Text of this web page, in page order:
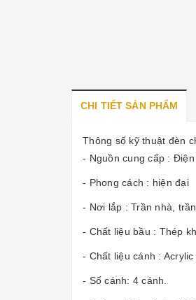
CHI TIẾT SẢN PHẨM
Thông số kỹ thuật đèn
- Nguồn cung cấp : Điện
- Phong cách : hiện đại
- Nơi lắp : Trần nhà,
- Chất liệu bầu : Thép
- Chất liệu cánh :
- Số cánh: 4 cánh.